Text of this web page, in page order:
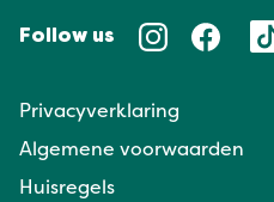
Follow us
Privacyverklaring
Algemene voorwaarden
Huisregels